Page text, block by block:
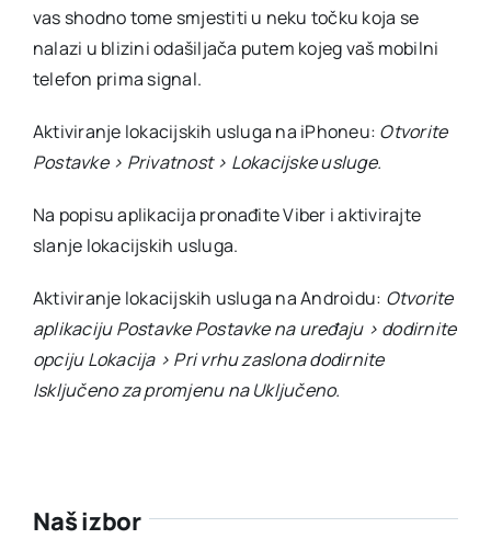
vas shodno tome smjestiti u neku točku koja se
nalazi u blizini odašiljača putem kojeg vaš mobilni
telefon prima signal.
Aktiviranje lokacijskih usluga na iPhoneu: Otvorite
Postavke > Privatnost > Lokacijske usluge.
Na popisu aplikacija pronađite Viber i aktivirajte
slanje lokacijskih usluga.
Aktiviranje lokacijskih usluga na Androidu: Otvorite
aplikaciju Postavke Postavke na uređaju > dodirnite
opciju Lokacija > Pri vrhu zaslona dodirnite
Isključeno za promjenu na Uključeno.
Naš izbor